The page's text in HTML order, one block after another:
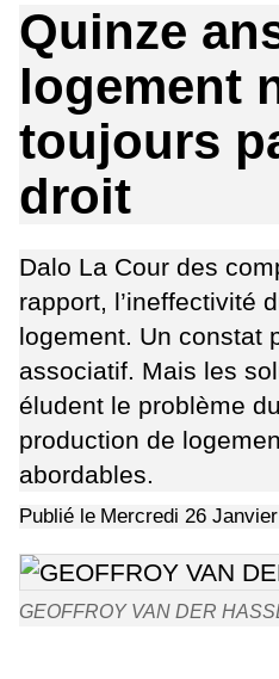
Quinze
logement
toujours
droit
Dalo La Cour des
rapport, l’ineffectivité
logement. Un constat
associatif. Mais les
éludent le problème
production de
abordables.
Publié le Mercredi 26
GEOFFROY VAN DER